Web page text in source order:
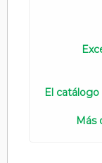
El
Más